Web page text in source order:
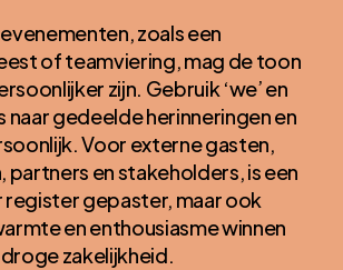
zoals een
of teamviering, mag de toon
zijn. Gebruik ‘we’ en
naar gedeelde herinneringen en
Voor externe gasten,
partners en stakeholders, is een
gepaster, maar ook
en enthousiasme winnen
zakelijkheid.